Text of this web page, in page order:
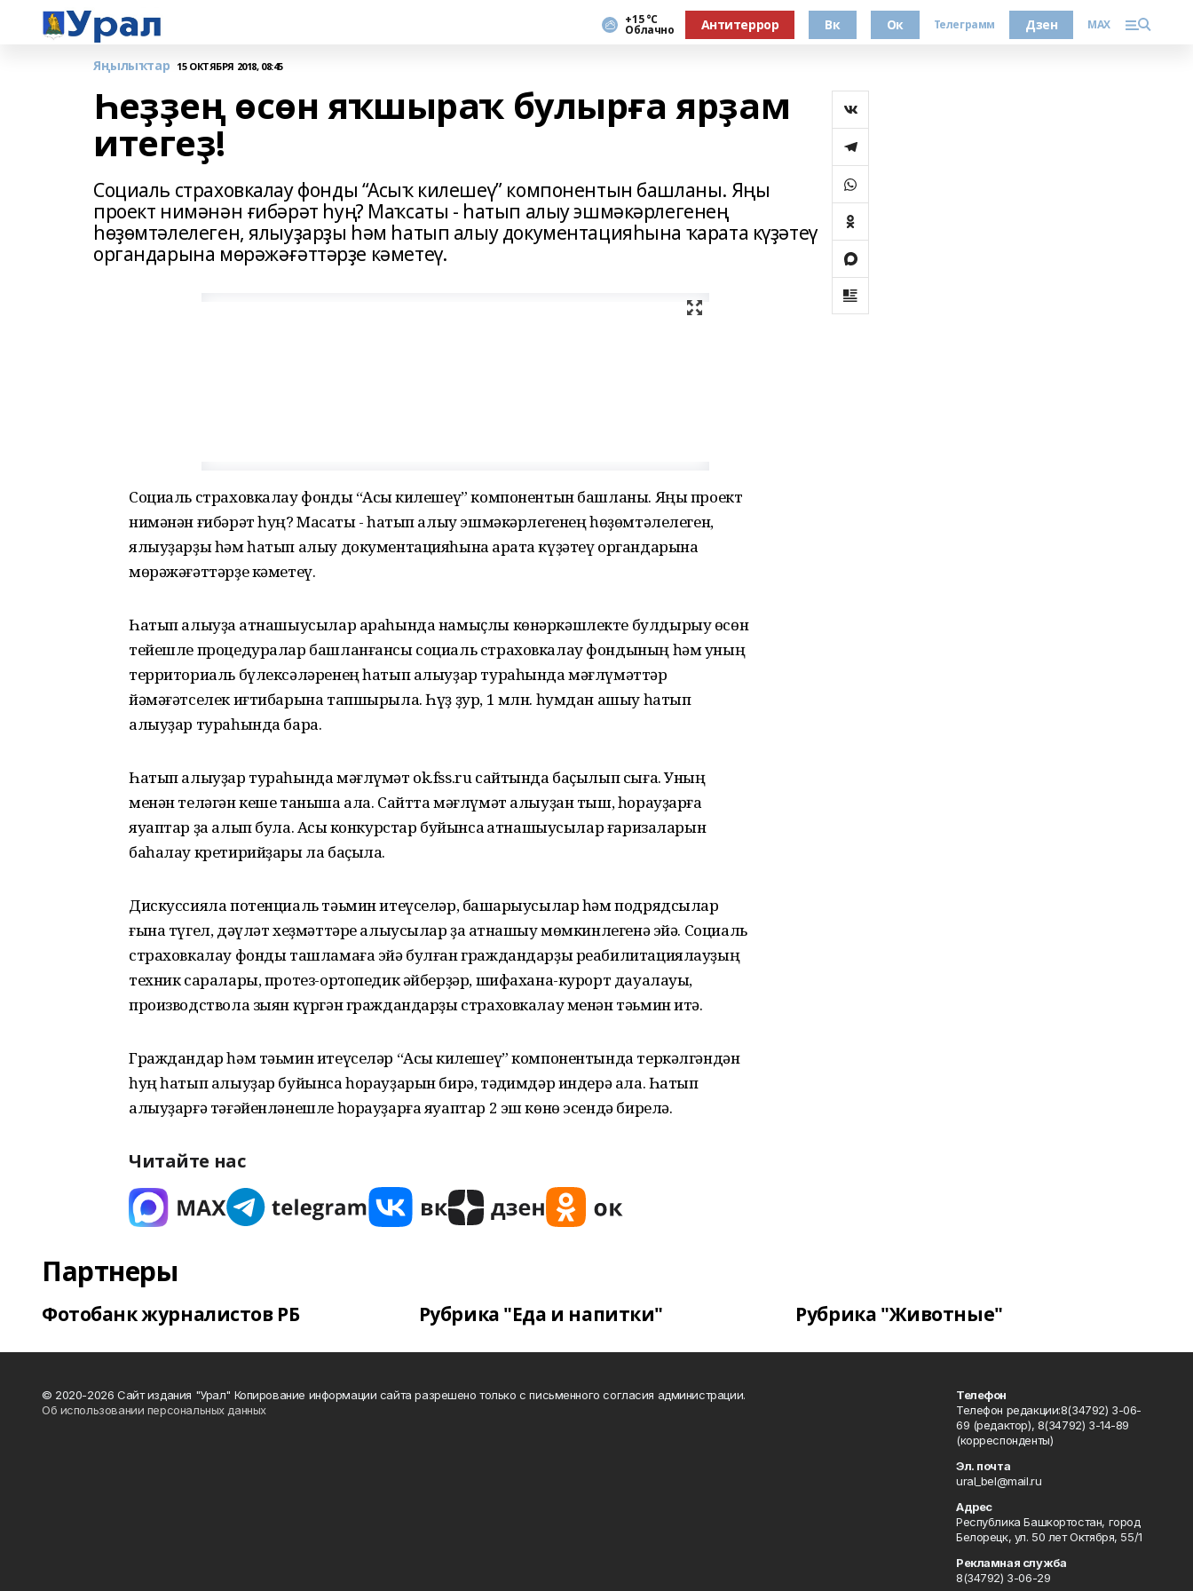
+15 °С
Облачно Антитеррор Вк Ок Телеграмм Дзен MAX
Яңылыҡтар 15 ОКТЯБРЯ 2018, 08:45
Һеҙҙең өсөн яҡшыраҡ булырға ярҙам
итегеҙ!
Социаль страховкалау фонды “Асыҡ килешеү” компонентын башланы. Яңы
проект нимәнән ғибәрәт һуң? Маҡсаты - һатып алыу эшмәкәрлегенең
һөҙөмтәлелеген, ялыуҙарҙы һәм һатып алыу документацияһына ҡарата күҙәтеү
органдарына мөрәжәғәттәрҙе кәметеү.
Социаль страховкалау фонды “Асыҡ килешеү” компонентын башланы. Яңы проект
нимәнән ғибәрәт һуң? Маҡсаты - һатып алыу эшмәкәрлегенең һөҙөмтәлелеген,
ялыуҙарҙы һәм һатып алыу документацияһына ҡарата күҙәтеү органдарына
мөрәжәғәттәрҙе кәметеү.
Һатып алыуҙа ҡатнашыусылар араһында намыҫлы көнәркәшлекте булдырыу өсөн
тейешле процедуралар башланғансы социаль страховкалау фондының һәм уның
территориаль бүлексәләренең һатып алыуҙар тураһында мәғлүмәттәр
йәмәғәтселек иғтибарына тапшырыла. Һүҙ ҙур, 1 млн. һумдан ашыу һатып
алыуҙар тураһында бара.
Һатып алыуҙар тураһында мәғлүмәт ok.fss.ru сайтында баҫылып сыға. Уның
менән теләгән кеше таныша ала. Сайтта мәғлүмәт алыуҙан тыш, һорауҙарға
яуаптар ҙа алып була. Асыҡ конкурстар буйынса ҡатнашыусылар ғаризаларын
баһалау кретирийҙары ла баҫыла.
Дискуссияла потенциаль тәьмин итеүселәр, башҡарыусылар һәм подрядсылар
ғына түгел, дәүләт хеҙмәттәре алыусылар ҙа ҡатнашыу мөмкинлегенә эйә. Социаль
страховкалау фонды ташламаға эйә булған граждандарҙы реабилитациялауҙың
техник саралары, протез-ортопедик әйберҙәр, шифахана-курорт дауалауы,
производствола зыян күргән граждандарҙы страховкалау менән тәьмин итә.
Граждандар һәм тәьмин итеүселәр “Асыҡ килешеү” компонентында теркәлгәндән
һуң һатып алыуҙар буйынса һорауҙарын бирә, тәҡдимдәр индерә ала. Һатып
алыуҙарғә тәғәйенләнешле һорауҙарға яуаптар 2 эш көнө эсендә бирелә.
Читайте нас
Партнеры
Фотобанк журналистов РБ Рубрика "Еда и напитки" Рубрика "Животные"
© 2020-2026 Сайт издания "Урал" Копирование информации сайта разрешено только с письменного согласия администрации.
Об использовании персональных данных
Телефон
Телефон редакции:8(34792) 3-06-
69 (редактор), 8(34792) 3-14-89
(корреспонденты)
Эл. почта
ural_bel@mail.ru
Адрес
Республика Башкортостан, город
Белорецк, ул. 50 лет Октября, 55/1
Рекламная служба
8(34792) 3-06-29